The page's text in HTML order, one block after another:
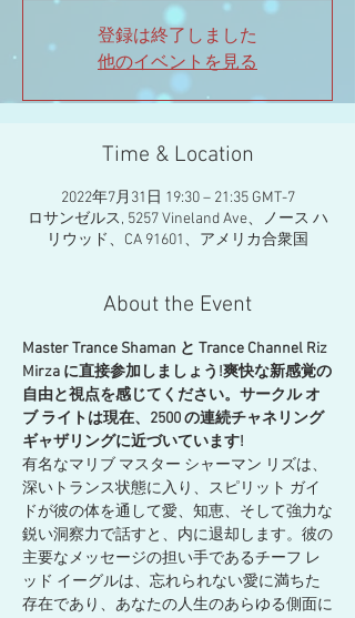
登録は終了しました
他のイベントを見る
Time & Location
2022年7月31日 19:30 – 21:35 GMT-7
ロサンゼルス, 5257 Vineland Ave、ノース ハ
リウッド、CA 91601、アメリカ合衆国
About the Event
Master Trance Shaman と Trance Channel Riz
Mirza に直接参加しましょう!爽快な新感覚の
自由と視点を感じてください。サークル オ
ブ ライトは現在、2500 の連続チャネリング
ギャザリングに近づいています!
有名なマリブ マスター シャーマン リズは、
深いトランス状態に入り、スピリット ガイ
ドが彼の体を通して愛、知恵、そして強力な
鋭い洞察力で話すと、内に退却します。彼の
主要なメッセージの担い手であるチーフ レ
ッド イーグルは、忘れられない愛に満ちた
存在であり、あなたの人生のあらゆる側面に